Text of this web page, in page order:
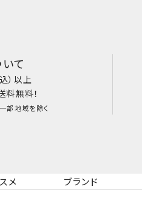
て
）以上
無料！
部地域を除く
メ ブランド